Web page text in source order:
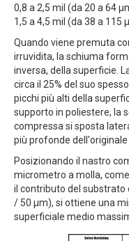
0,8 a 2,5 mil (da 20 a 64
1,5 a 4,5 mil (da 38 a 115
Quando viene premuta
irruvidita, la schiuma
inversa, della superficie.
circa il 25% del suo
picchi più alti della
supporto in poliestere, la
compressa si sposta
più profonde dell'originale
Posizionando il nastro
micrometro a molla, come
il contributo del substrato
/ 50 µm), si ottiene una
superficiale medio